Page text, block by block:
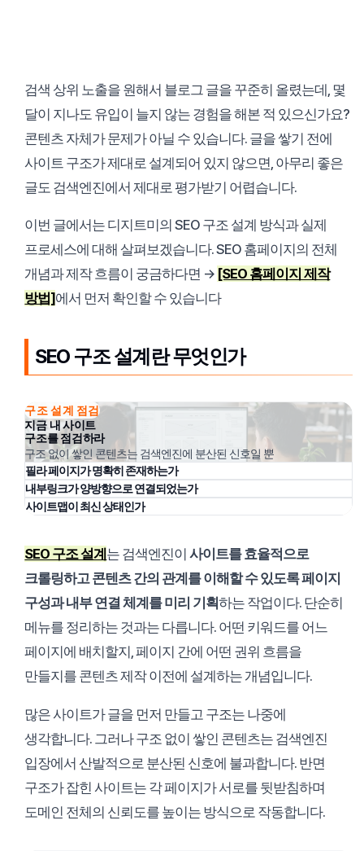
검색 상위 노출을 원해서 블로그 글을 꾸준히 올렸는데, 몇
달이 지나도 유입이 늘지 않는 경험을 해본 적 있으신가요?
콘텐츠 자체가 문제가 아닐 수 있습니다. 글을 쌓기 전에
사이트 구조가 제대로 설계되어 있지 않으면, 아무리 좋은
글도 검색엔진에서 제대로 평가받기 어렵습니다.
이번 글에서는 디지트미의 SEO 구조 설계 방식과 실제
프로세스에 대해 살펴보겠습니다. SEO 홈페이지의 전체
개념과 제작 흐름이 궁금하다면 → [SEO 홈페이지 제작
방법]에서 먼저 확인할 수 있습니다
SEO 구조 설계란 무엇인가
구조 설계 점검
지금 내 사이트
구조를 점검하라
구조 없이 쌓인 콘텐츠는 검색엔진에 분산된 신호일 뿐
필라 페이지가 명확히 존재하는가
내부링크가 양방향으로 연결되었는가
사이트맵이 최신 상태인가
SEO 구조 설계 는 검색엔진이사이트를 효율적으로
크롤링하고 콘텐츠 간의 관계를 이해할 수 있도록 페이지
구성과 내부 연결 체계를 미리 기획하는 작업이다. 단순히
메뉴를 정리하는 것과는 다릅니다. 어떤 키워드를 어느
페이지에 배치할지, 페이지 간에 어떤 권위 흐름을
만들지를 콘텐츠 제작 이전에 설계하는 개념입니다.
많은 사이트가 글을 먼저 만들고 구조는 나중에
생각합니다. 그러나 구조 없이 쌓인 콘텐츠는 검색엔진
입장에서 산발적으로 분산된 신호에 불과합니다. 반면
구조가 잡힌 사이트는 각 페이지가 서로를 뒷받침하며
도메인 전체의 신뢰도를 높이는 방식으로 작동합니다.